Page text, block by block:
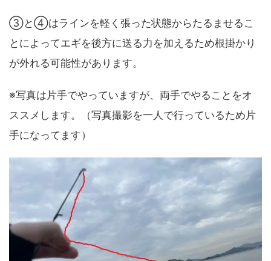
③と④はラインを軽く張った状態からたるませるこ
とによってエギを後方に送る力を加えるため根掛かり
が外れる可能性があります。
※写真は片手でやっていますが、両手でやることをオ
ススメします。（写真撮影を一人で行っているため片
手になってます）